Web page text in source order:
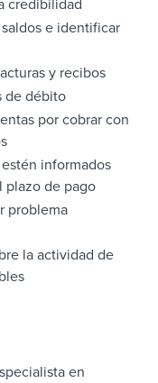
credibilidad
e identificar
y recibos
de débito
por cobrar con
informados
plazo de pago
problema
la actividad de
en